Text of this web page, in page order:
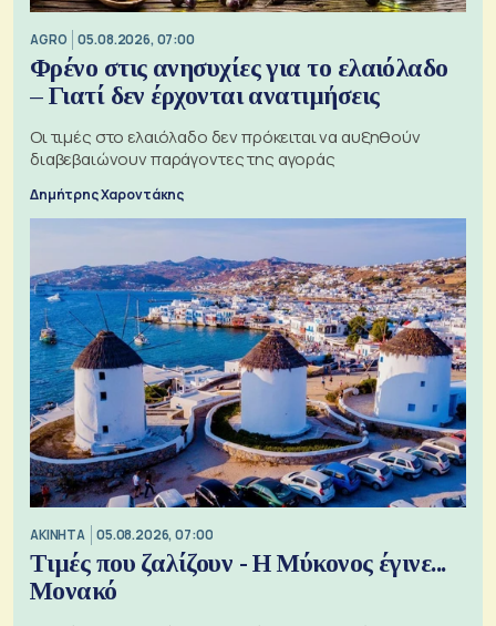
AGRO 05.08.2026, 07:00
Φρένο στις ανησυχίες για το ελαιόλαδο
– Γιατί δεν έρχονται ανατιμήσεις
Οι τιμές στο ελαιόλαδο δεν πρόκειται να αυξηθούν
διαβεβαιώνουν παράγοντες της αγοράς
Δημήτρης Χαροντάκης
ΑΚΙΝΗΤΑ 05.08.2026, 07:00
Τιμές που ζαλίζουν - Η Μύκονος έγινε...
Μονακό